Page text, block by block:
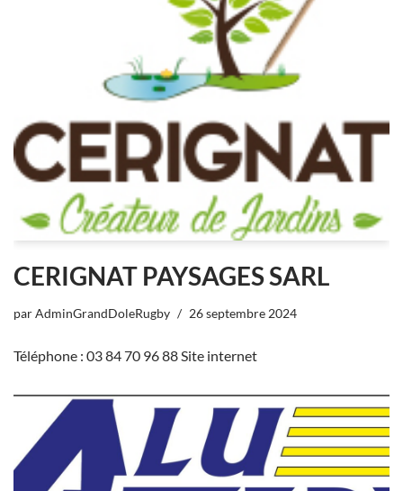
CERIGNAT PAYSAGES SARL
parAdminGrandDoleRugby 26 septembre 2024
Téléphone : 03 84 70 96 88 Site internet